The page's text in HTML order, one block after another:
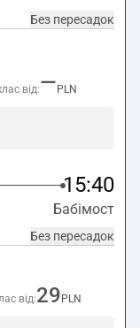
Без пересадок
від:— PLN
15:40
Бабімост
Без пересадок
від:29 PLN